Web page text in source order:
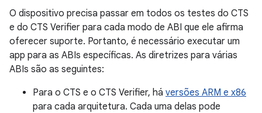
O dispositivo precisa passar em todos os testes do CTS
e do CTS Verifier para cada modo de ABI que ele afirma
oferecer suporte. Portanto, é necessário executar um
app para as ABIs específicas. As diretrizes para várias
ABIs são as seguintes:
Para o CTS e o CTS Verifier, há versões ARM e x86
para cada arquitetura. Cada uma delas pode